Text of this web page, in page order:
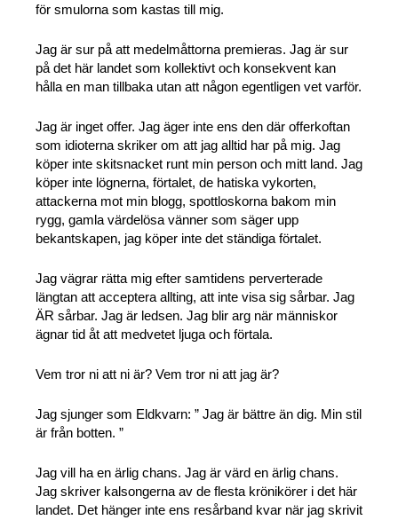
för smulorna som kastas till mig.
Jag är sur på att medelmåttorna premieras. Jag är sur
på det här landet som kollektivt och konsekvent kan
hålla en man tillbaka utan att någon egentligen vet varför.
Jag är inget offer. Jag äger inte ens den där offerkoftan
som idioterna skriker om att jag alltid har på mig. Jag
köper inte skitsnacket runt min person och mitt land. Jag
köper inte lögnerna, förtalet, de hatiska vykorten,
attackerna mot min blogg, spottloskorna bakom min
rygg, gamla värdelösa vänner som säger upp
bekantskapen, jag köper inte det ständiga förtalet.
Jag vägrar rätta mig efter samtidens perverterade
längtan att acceptera allting, att inte visa sig sårbar. Jag
ÄR sårbar. Jag är ledsen. Jag blir arg när människor
ägnar tid åt att medvetet ljuga och förtala.
Vem tror ni att ni är? Vem tror ni att jag är?
Jag sjunger som Eldkvarn: ” Jag är bättre än dig. Min stil
är från botten. ”
Jag vill ha en ärlig chans. Jag är värd en ärlig chans.
Jag skriver kalsongerna av de flesta krönikörer i det här
landet. Det hänger inte ens resårband kvar när jag skrivit